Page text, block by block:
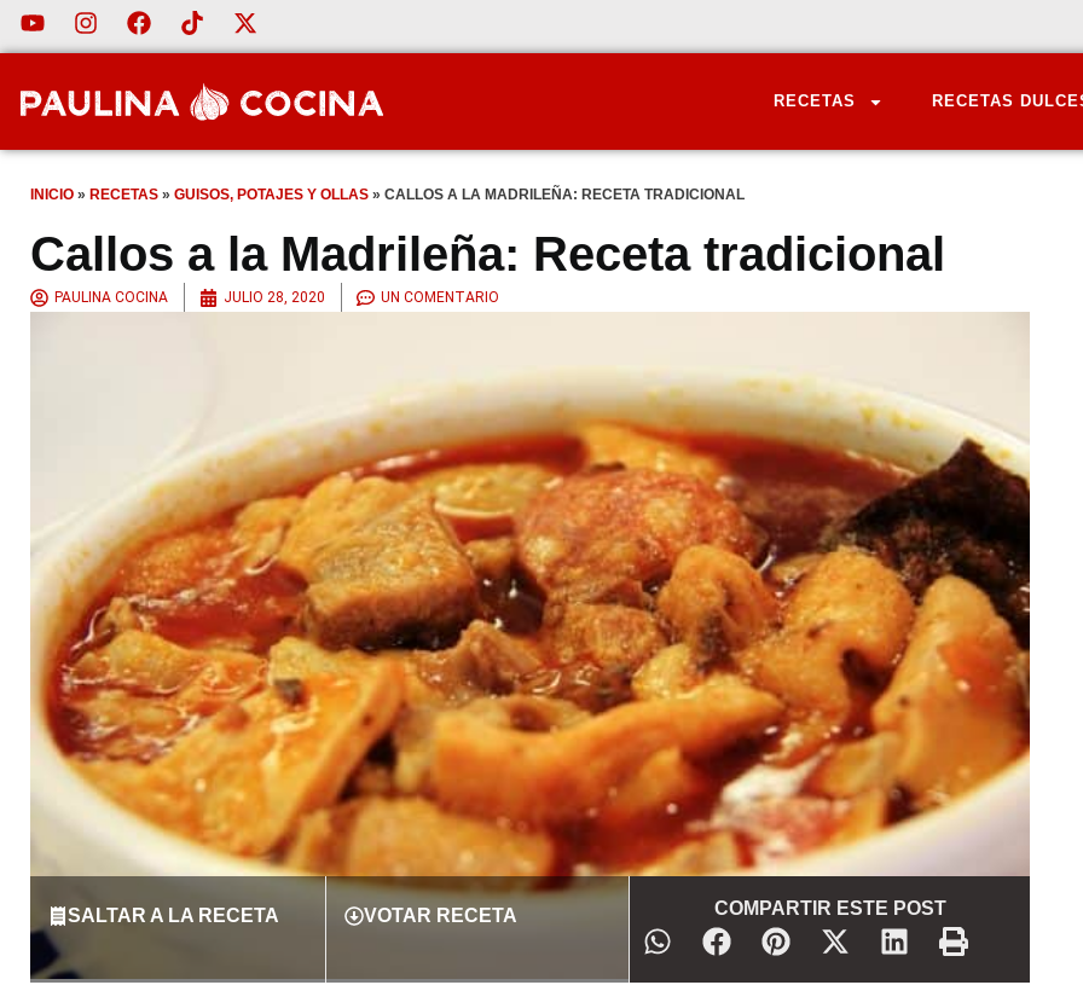
RECETAS RECETAS
INICIO » RECETAS » GUISOS, POTAJES Y OLLAS » CALLOS A LA MADRILEÑA: RECETA TRADICIONAL
Callos a la Madrileña: Receta tradicional
PAULINA COCINA JULIO 28, 2020 UN COMENTARIO
SALTAR A LA RECETA VOTAR RECETA COMPARTIR ESTE POST